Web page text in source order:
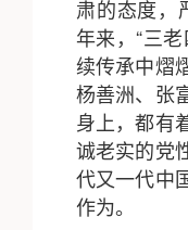
肃的态度，
年来，“三
续传承中熠
杨善洲、张
身上，都有
诚老实的党
代又一代中
作为。